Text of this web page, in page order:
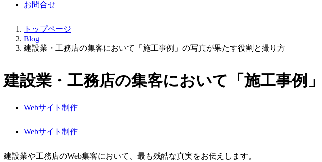
お問合せ
トップページ
Blog
建設業・工務店の集客において「施工事例」の写真が果たす役割と撮り方
建設業・工務店の集客において「施工事例
Webサイト制作
Webサイト制作
建設業や工務店のWeb集客において、最も残酷な真実をお伝えします。